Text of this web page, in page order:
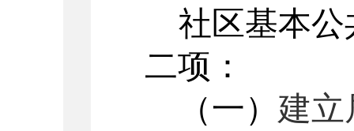
社区基本
二项：
（一） 建立